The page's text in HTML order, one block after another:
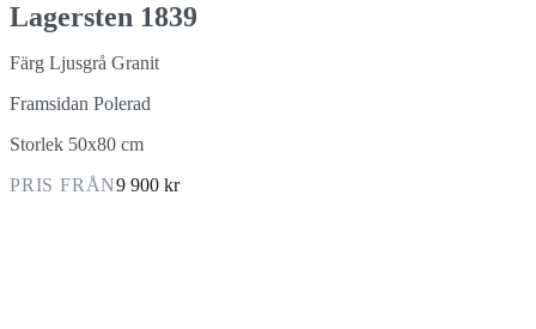
Lagersten 1839
Färg Ljusgrå Granit
Framsidan Polerad
Storlek 50x80 cm
PRIS FRÅN9 900 kr